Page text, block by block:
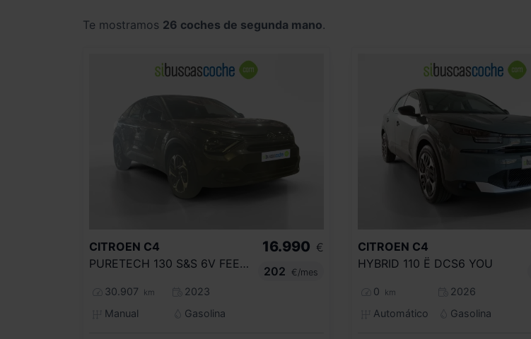
Te mostramos 26 coches de segunda mano.
CITROEN C4
PURETECH 130 S&S 6V FEEL PACK
30.907 km
2023
Manual
Gasolina
16.990 €
202
€/mes
CITROEN C4
HYBRID 110 Ë DCS6 YOU
0 km
2026
Automático
Gasolina